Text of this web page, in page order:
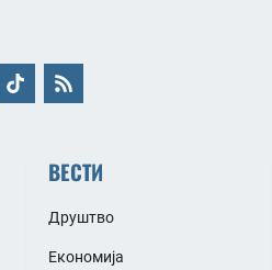
ВЕСТИ
Друштво
Економија